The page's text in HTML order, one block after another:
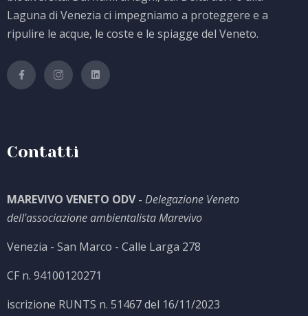
Laguna di Venezia ci impegniamo a proteggere e a
ripulire le acque, le coste e le spiagge del Veneto.
Contatti
MAREVIVO VENETO ODV - Delegazione Veneto
dell'associazione ambientalista Marevivo
Venezia - San Marco - Calle Larga 278
CF n. 94100120271
iscrizione RUNTS n. 51467 del 16/11/2023